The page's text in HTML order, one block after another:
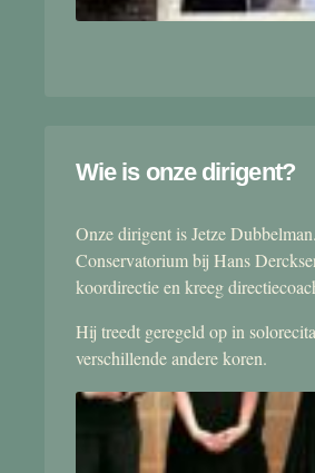
Wie is onze dirigent?
Onze dirigent is Jetze
Conservatorium bij Hans
koordirectie en kreeg
Hij treedt geregeld op in
verschillende andere koren.